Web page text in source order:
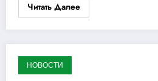
Читать Далее
22.01.2020
НОВОСТИ